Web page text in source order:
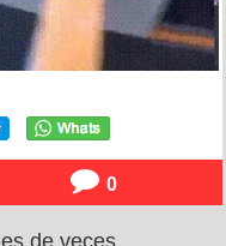
0
de veces